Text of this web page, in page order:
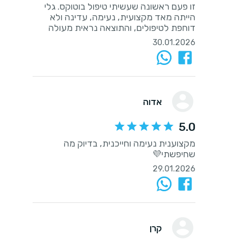
זו פעם ראשונה שעשיתי טיפול בוטוקס. גלי
הייתה מאד מקצועית, נעימה, עדינה ולא
דוחפת לטיפולים, והתוצאה נראית מעולה
30.01.2026
אדוה
5.0
מקצוענית נעימה וחייכנית, בדיוק מה
שחיפשתי💜
29.01.2026
קרן